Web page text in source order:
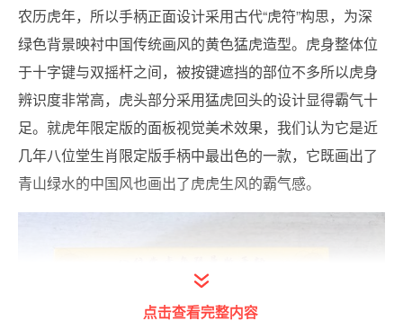
农历虎年，所以手柄正面设计采用古代“虎符”构思，为深
绿色背景映衬中国传统画风的黄色猛虎造型。虎身整体位
于十字键与双摇杆之间，被按键遮挡的部位不多所以虎身
辨识度非常高，虎头部分采用猛虎回头的设计显得霸气十
足。就虎年限定版的面板视觉美术效果，我们认为它是近
几年八位堂生肖限定版手柄中最出色的一款，它既画出了
青山绿水的中国风也画出了虎虎生风的霸气感。
点击查看完整内容